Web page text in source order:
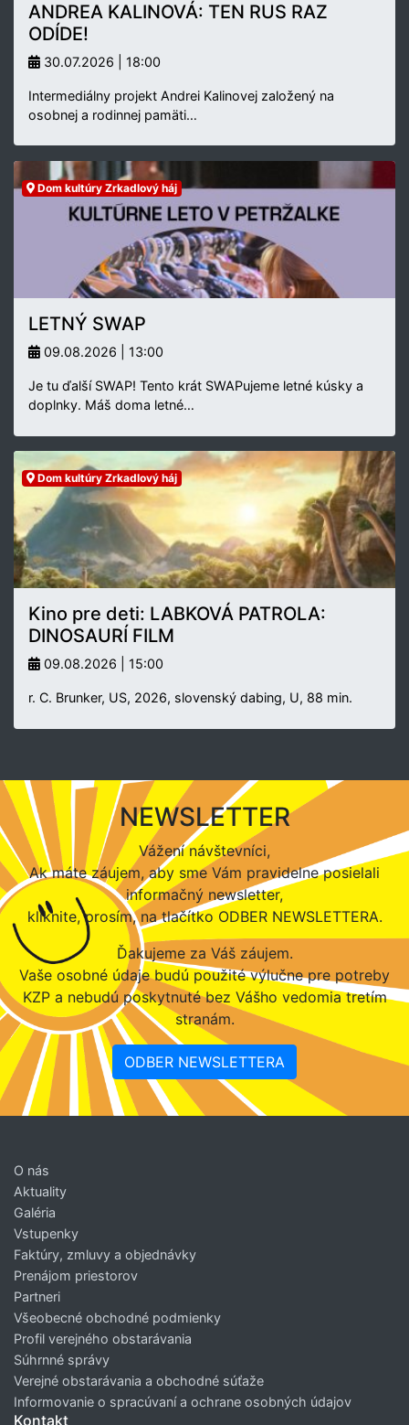
ANDREA KALINOVÁ: TEN RUS RAZ
ODÍDE!
30.07.2026 | 18:00
Intermediálny projekt Andrei Kalinovej založený na
osobnej a rodinnej pamäti…
Dom kultúry Zrkadlový háj
LETNÝ SWAP
09.08.2026 | 13:00
Je tu ďalší SWAP! Tento krát SWAPujeme letné kúsky a
doplnky. Máš doma letné…
Dom kultúry Zrkadlový háj
Kino pre deti: LABKOVÁ PATROLA:
DINOSAURÍ FILM
09.08.2026 | 15:00
r. C. Brunker, US, 2026, slovenský dabing, U, 88 min.
NEWSLETTER
Vážení návštevníci,
Ak máte záujem, aby sme Vám pravidelne posielali
informačný newsletter,
kliknite, prosím, na tlačítko ODBER NEWSLETTERA.
Ďakujeme za Váš záujem.
Vaše osobné údaje budú použité výlučne pre potreby
KZP a nebudú poskytnuté bez Vášho vedomia tretím
stranám.
ODBER NEWSLETTERA
O nás
Aktuality
Galéria
Vstupenky
Faktúry, zmluvy a objednávky
Prenájom priestorov
Partneri
Všeobecné obchodné podmienky
Profil verejného obstarávania
Súhrnné správy
Verejné obstarávania a obchodné súťaže
Informovanie o spracúvaní a ochrane osobných údajov
Kontakt